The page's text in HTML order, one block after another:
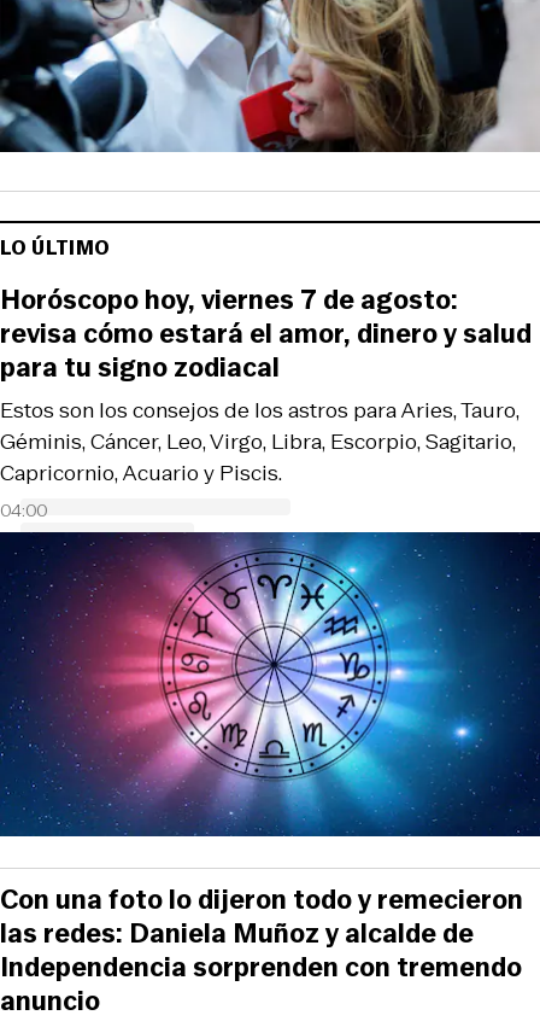
LO ÚLTIMO
04:00
Estos son los consejos de los astros para Aries, Tauro,
Géminis, Cáncer, Leo, Virgo, Libra, Escorpio, Sagitario,
Capricornio, Acuario y Piscis.
Horóscopo hoy, viernes 7 de agosto:
revisa cómo estará el amor, dinero y salud
para tu signo zodiacal
Con una foto lo dijeron todo y remecieron
las redes: Daniela Muñoz y alcalde de
Independencia sorprenden con tremendo
anuncio